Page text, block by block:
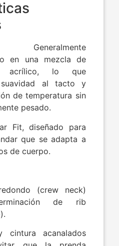
en una mezcla de
acrílico, lo que
suavidad al tacto y
de temperatura sin
pesado.
Fit, diseñado para
que se adapta a
de cuerpo.
(crew neck)
de rib
cintura acanalados